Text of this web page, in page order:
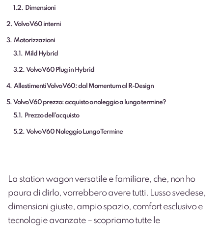
1.2 Dimensioni
2 Volvo V60 interni
3 Motorizzazioni
3.1 Mild Hybrid
3.2 Volvo V60 Plug in Hybrid
4 Allestimenti Volvo V60: dal Momentum al R-Design
5 Volvo V60 prezzo: acquisto o noleggio a lungo termine?
5.1 Prezzo dell’acquisto
5.2 Volvo V60 Noleggio Lungo Termine
La station wagon versatile e familiare, che, non ho
paura di dirlo, vorrebbero avere tutti. Lusso svedese,
dimensioni giuste, ampio spazio, comfort esclusivo e
tecnologie avanzate – scopriamo tutte le